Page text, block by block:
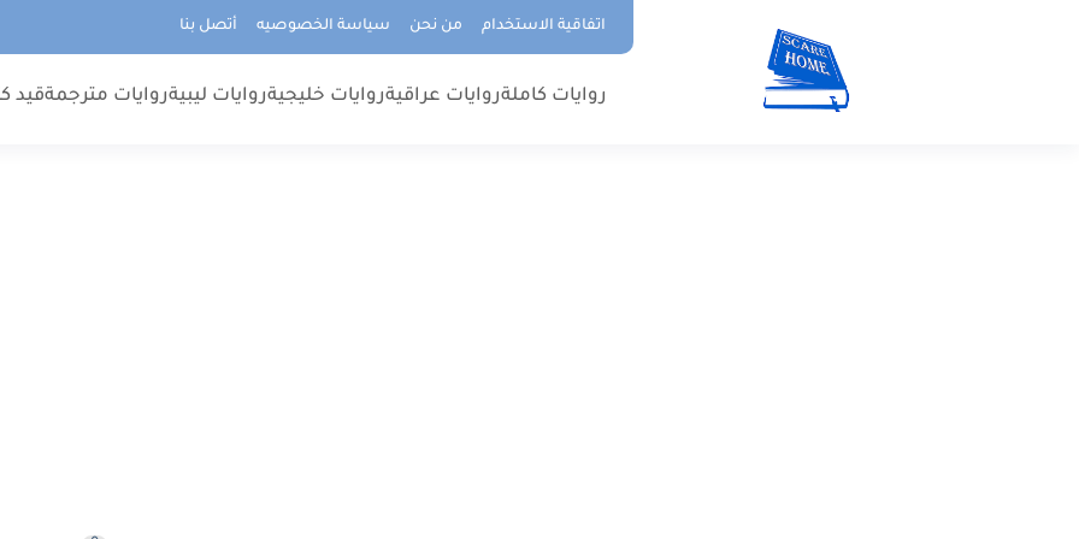
اتفاقية الاستخدام من نحن سياسة الخصوصيه أتصل بنا
روايات كاملةروايات عراقيةروايات خليجيةروايات ليبيةروايات مترجمةقيد